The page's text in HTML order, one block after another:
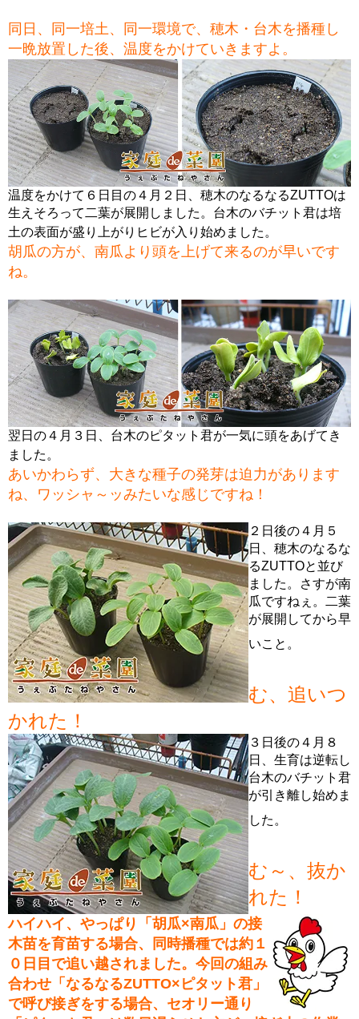
同日、同一培土、同一環境で、穂木・台木を播種し
一晩放置した後、温度をかけていきますよ。
温度をかけて６日目の４月２日、穂木のなるなるZUTTOは
生えそろって二葉が展開しました。台木のバチット君は培
土の表面が盛り上がりヒビが入り始めました。
胡瓜の方が、南瓜より頭を上げて来るのが早いです
ね。
翌日の４月３日、台木のピタット君が一気に頭をあげてき
ました。
あいかわらず、大きな種子の発芽は迫力があります
ね、ワッシャ～ッみたいな感じですね！
２日後の４月５
日、穂木のなるな
るZUTTOと並び
ました。さすが南
瓜ですねぇ。二葉
が展開してから早
いこと。
む、追いつ
かれた！
３日後の４月８
日、生育は逆転し
台木のバチット君
が引き離し始めま
した。
む～、抜か
れた！
ハイハイ、やっぱり「胡瓜×南瓜」の接
木苗を育苗する場合、同時播種では約１
０日目で追い越されました。今回の組み
合わせ「なるなるZUTTO×ピタット君」
で呼び接ぎをする場合、セオリー通り